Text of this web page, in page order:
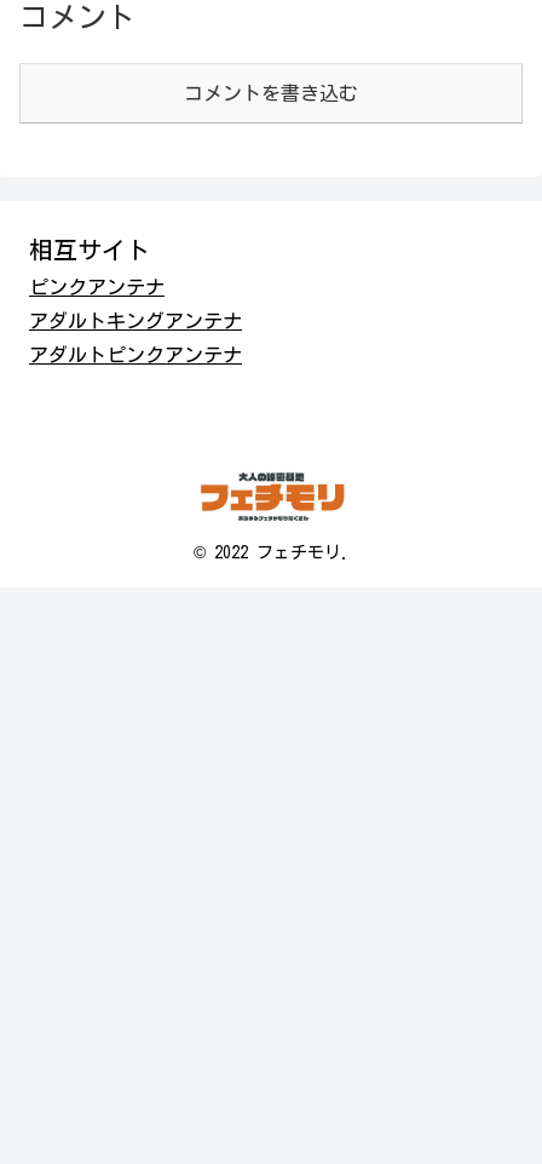
コメント
コメントを書き込む
相互サイト
ピンクアンテナ
アダルトキングアンテナ
アダルトピンクアンテナ
© 2022 フェチモリ.